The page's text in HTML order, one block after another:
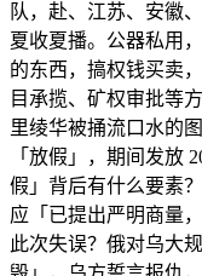
队，赴、江苏、安徽
夏收夏播。公器私用
的东西，搞权钱买卖
目承揽、矿权审批等
里绫华被捅流口水的
「放假」，期间发放
假」背后有什么要素
应「已提出严明商量
此次失误？俄对乌大